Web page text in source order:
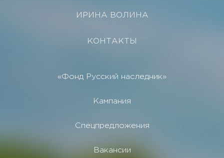
ИРИНА ВОЛИНА
КОНТАКТЫ
«Фонд Русский наследник»
Кампания
Спецпредложения
Вакансии